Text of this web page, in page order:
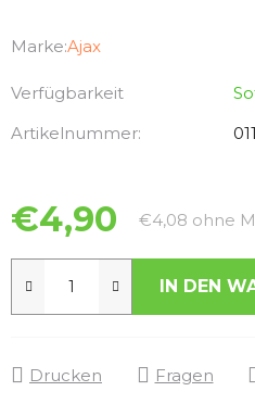
Marke:Ajax
Verfügbarkeit
Artikelnummer:
€4,90 €4,08 ohne
IN DEN
Drucken Fragen